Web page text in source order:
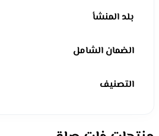
بلد المنشأ
الضمان الشامل
التصنيف